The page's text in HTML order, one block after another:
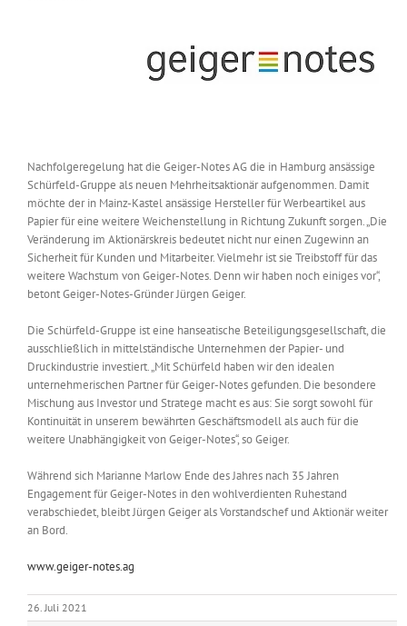
Wissen
Product Guide
Suche
nach:
Nachfolgeregelung hat die Geiger-Notes AG die in Hamburg ansässige
Schürfeld-Gruppe als neuen Mehrheitsaktionär aufgenommen. Damit
möchte der in Mainz-Kastel ansässige Hersteller für Werbeartikel aus
Papier für eine weitere Weichenstellung in Richtung Zukunft sorgen. „Die
Veränderung im Aktionärskreis bedeutet nicht nur einen Zugewinn an
Sicherheit für Kunden und Mitarbeiter. Vielmehr ist sie Treibstoff für das
weitere Wachstum von Geiger-Notes. Denn wir haben noch einiges vor“,
betont Geiger-Notes-Gründer Jürgen Geiger.
Die Schürfeld-Gruppe ist eine hanseatische Beteiligungsgesellschaft, die
ausschließlich in mittelständische Unternehmen der Papier- und
Druckindustrie investiert. „Mit Schürfeld haben wir den idealen
unternehmerischen Partner für Geiger-Notes gefunden. Die besondere
Mischung aus Investor und Stratege macht es aus: Sie sorgt sowohl für
Kontinuität in unserem bewährten Geschäftsmodell als auch für die
weitere Unabhängigkeit von Geiger-Notes“, so Geiger.
Während sich Marianne Marlow Ende des Jahres nach 35 Jahren
Engagement für Geiger-Notes in den wohlverdienten Ruhestand
verabschiedet, bleibt Jürgen Geiger als Vorstandschef und Aktionär weiter
an Bord.
www.geiger-notes.ag
26. Juli 2021